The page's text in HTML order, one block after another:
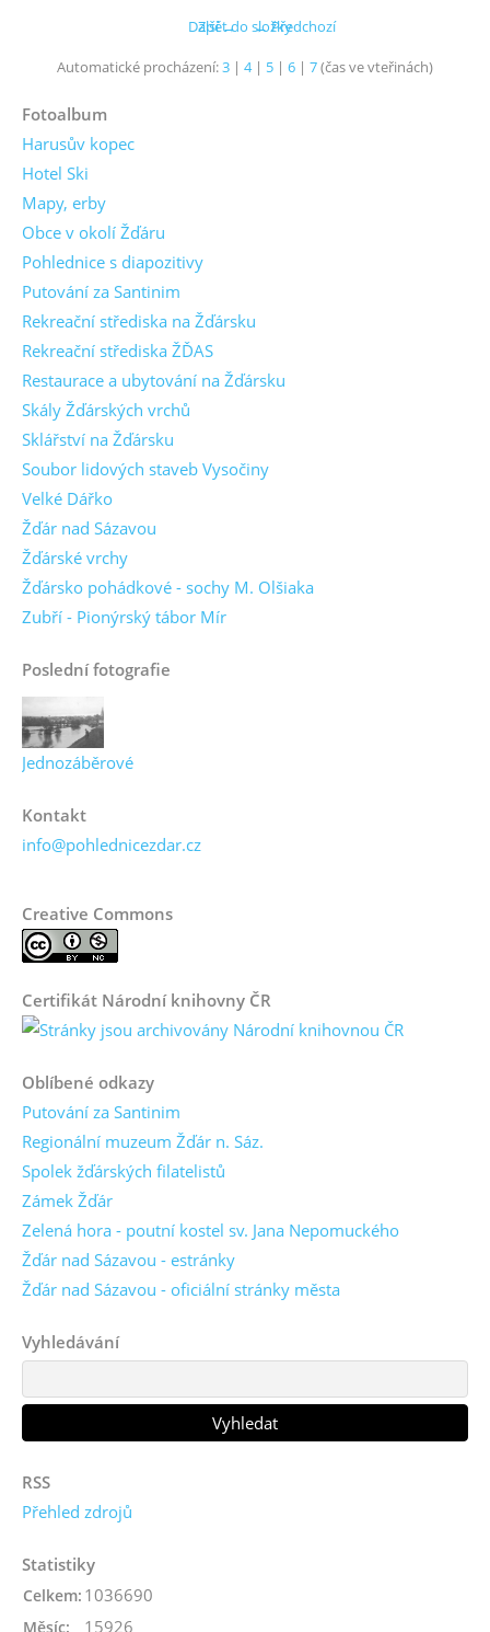
← Předchozí
Další →
Zpět do složky
Automatické procházení:3 | 4| 5 | 6 | 7(čas ve vteřinách)
Fotoalbum
Harusův kopec
Hotel Ski
Mapy, erby
Obce v okolí Žďáru
Pohlednice s diapozitivy
Putování za Santinim
Rekreační střediska na Žďársku
Rekreační střediska ŽĎAS
Restaurace a ubytování na Žďársku
Skály Žďárských vrchů
Sklářství na Žďársku
Soubor lidových staveb Vysočiny
Velké Dářko
Žďár nad Sázavou
Žďárské vrchy
Žďársko pohádkové - sochy M. Olšiaka
Zubří - Pionýrský tábor Mír
Poslední fotografie
Jednozáběrové
Kontakt
info@pohlednicezdar.cz
Creative Commons
Certifikát Národní knihovny ČR
Oblíbené odkazy
Putování za Santinim
Regionální muzeum Žďár n. Sáz.
Spolek žďárských filatelistů
Zámek Žďár
Zelená hora - poutní kostel sv. Jana Nepomuckého
Žďár nad Sázavou - estránky
Žďár nad Sázavou - oficiální stránky města
Vyhledávání
RSS
Přehled zdrojů
Statistiky
Celkem: 1036690
Měsíc: 15926